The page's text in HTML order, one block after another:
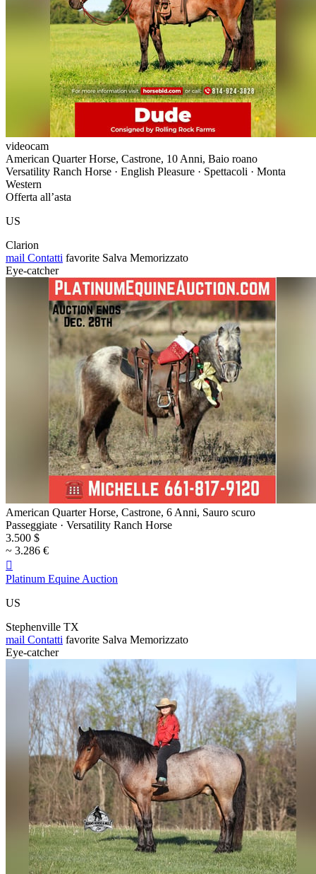
videocam
American Quarter Horse, Castrone, 10 Anni, Baio roano
Versatility Ranch Horse · English Pleasure · Spettacoli · Monta
Western
Offerta all’asta
US
Clarion
mail Contatti favorite Salva Memorizzato
Eye-catcher
American Quarter Horse, Castrone, 6 Anni, Sauro scuro
Passeggiate · Versatility Ranch Horse
3.500 $
~ 3.286 €

Platinum Equine Auction
US
Stephenville TX
mail Contatti favorite Salva Memorizzato
Eye-catcher